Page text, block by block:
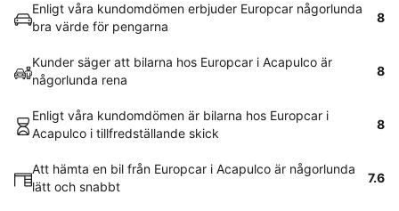
Enligt våra kundomdömen erbjuder Europcar någorlunda
bra värde för pengarna
8
Kunder säger att bilarna hos Europcar i Acapulco är
någorlunda rena
8
Enligt våra kundomdömen är bilarna hos Europcar i
Acapulco i tillfredställande skick
8
Att hämta en bil från Europcar i Acapulco är någorlunda
lätt och snabbt
7.6